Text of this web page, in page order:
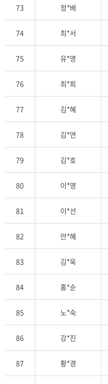
73 정*배
74 최*서
75 유*영
76 최*희
77 김*혜
78 김*연
79 김*호
80 이*영
81 이*선
82 안*혜
83 김*욱
84 홍*순
85 노*숙
86 강*진
87 황*경